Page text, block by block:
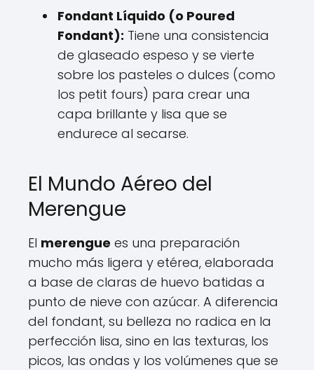
Fondant Líquido (o Poured
Fondant): Tiene una consistencia
de glaseado espeso y se vierte
sobre los pasteles o dulces (como
los petit fours) para crear una
capa brillante y lisa que se
endurece al secarse.
El Mundo Aéreo del
Merengue
El merengue es una preparación
mucho más ligera y etérea, elaborada
a base de claras de huevo batidas a
punto de nieve con azúcar. A diferencia
del fondant, su belleza no radica en la
perfección lisa, sino en las texturas, los
picos, las ondas y los volúmenes que se